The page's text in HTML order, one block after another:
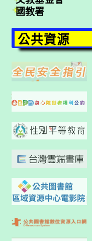
國教署
公共資源